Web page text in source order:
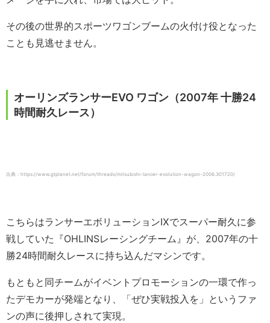
その後の世界的スポーツワゴンブームの火付け役となった
ことも見逃せません。
オーリンズランサーEVO ワゴン（2007年 十勝24
時間耐久レース）
出典：https://www.gtplanet.net/forum/threads/mitsubishi-lancer-evolution-wagon-2006.301720/
こちらはランサーエボリューションⅨでスーパー耐久に参
戦していた『OHLINSレーシングチーム』が、2007年の十
勝24時間耐久レースに持ち込んだマシンです。
もともと同チームがイベントプロモーションの一環で作っ
たデモカーが発端となり、「ぜひ実戦投入を」というファ
ンの声に後押しされて実現。